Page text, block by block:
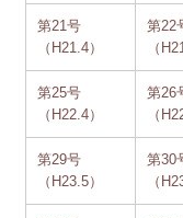
第21号
（H21.4）
第22
（
第25号
（H22.4）
第26
（
第29号
（H23.5）
第30
（